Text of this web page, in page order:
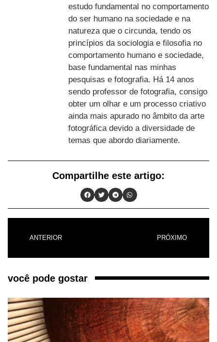
estudo fundamental no comportamento
do ser humano na sociedade e na
natureza que o circunda, tendo os
princípios da sociologia e filosofia no
comportamento humano e sociedade,
base fundamental nas minhas
pesquisas e fotografia. Há 14 anos
sendo professor de fotografia, consigo
obter um olhar e um processo criativo
ainda mais apurado no âmbito da arte
fotográfica devido a diversidade de
temas que abordo diariamente.
Compartilhe este artigo:
ANTERIOR PRÓXIMO
você pode gostar